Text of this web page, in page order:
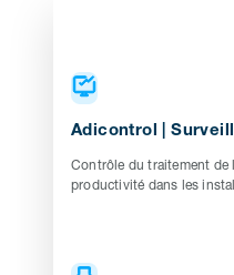
Adicontrol |
Contrôle du traitement de
productivité dans les